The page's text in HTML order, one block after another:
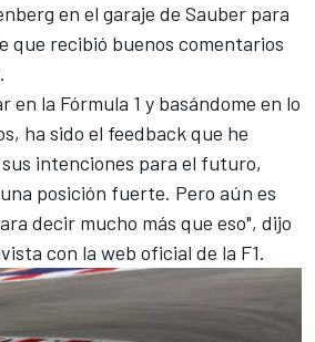
en el garaje de Sauber para
que recibió buenos comentarios
en la Fórmula 1 y basándome en lo
ha sido el feedback que he
intenciones para el futuro,
posición fuerte. Pero aún es
decir mucho más que eso", dijo
con la web oficial de la F1.